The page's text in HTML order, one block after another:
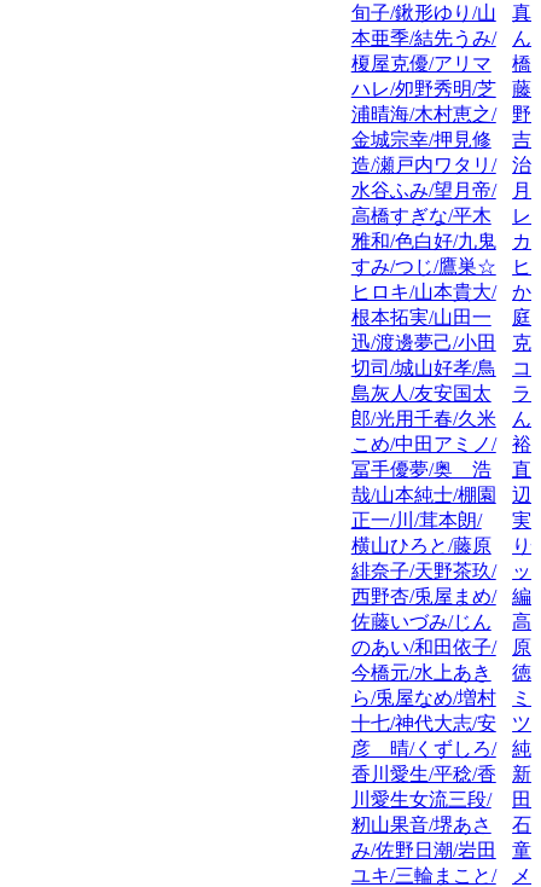
旬子/鍬形ゆり/山
本亜季/結先うみ/
榎屋克優/アリマ
ハレ/夘野秀明/芝
浦晴海/木村恵之/
金城宗幸/押見修
造/瀬戸内ワタリ/
水谷ふみ/望月帝/
高橋すぎな/平木
雅和/色白好/九鬼
すみ/つじ/鷹巣☆
ヒロキ/山本貴大/
根本拓実/山田一
迅/渡邊夢己/小田
切司/城山好孝/鳥
島灰人/友安国太
郎/光用千春/久米
こめ/中田アミノ/
冨手優夢/奥 浩
哉/山本純士/棚園
正一/川/茸本朗/
横山ひろと/藤原
緋奈子/天野茶玖/
西野杏/兎屋まめ/
佐藤いづみ/じん
のあい/和田依子/
今橋元/水上あき
ら/兎屋なめ/増村
十七/神代大志/安
彦 晴/くずしろ/
香川愛生/平稔/香
川愛生女流三段/
籾山果音/堺あさ
み/佐野日潮/岩田
ユキ/三輪まこと/
真
ん
橋
藤
野
吉
治/
月
レ
カ
ヒ
か
庭/
克
コ
ラ
ん
裕/
直
辺
実/
り
ッ
編
高
原
徳/
ミ
ツ
純/
新
田
石
童
メ